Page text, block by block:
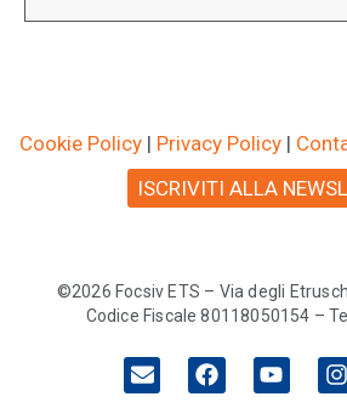
Cookie Policy | Privacy Policy |
ISCRIVITI ALLA
©2026 Focsiv ETS – Via degli
Codice Fiscale 80118050154 –